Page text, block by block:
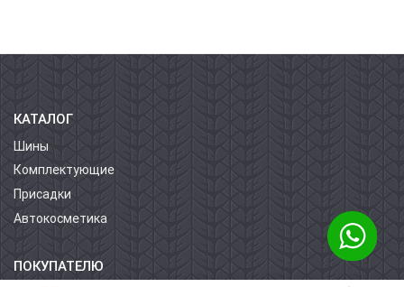
КАТАЛОГ
Шины
Комплектующие
Присадки
Автокосметика
ПОКУПАТЕЛЮ